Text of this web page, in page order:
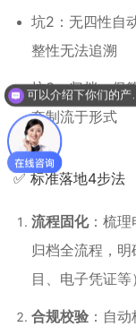
坑2：无四性自
整性无法追溯
坑3：归档、保
套制流于形式
✅ 标准落地4步法
流程固化：梳理
归档全流程，
目、电子凭证等）
合规校验 ：自
可以